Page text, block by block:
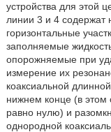
устройства для этой
линии 3 и 4 содержат
горизонтальные
заполняемые
опорожняемые при
измерение их
коаксиальной
нижнем конце (в этом
равно нулю) и
однородной